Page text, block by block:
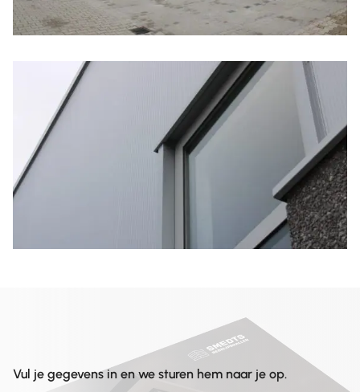
Vul je gegevens in en we sturen hem naar je op.